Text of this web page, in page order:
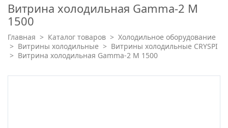
Витрина холодильная Gamma-2 M
1500
Главная > Каталог товаров > Холодильное оборудование
> Витрины холодильные > Витрины холодильные CRYSPI
> Витрина холодильная Gamma-2 M 1500